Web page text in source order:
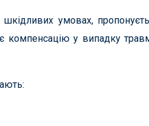
умовах,
компенсацію у випадку